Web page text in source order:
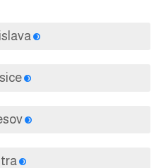
Kosice
Nitra